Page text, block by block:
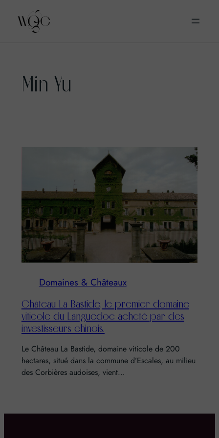
contenuMin Yu
Domaines & Châteaux
Château La Bastide, le premier domaine
viticole du Languedoc acheté par des
investisseurs chinois.
Le Château La Bastide, domaine viticole de 200
hectares, situé dans la commune d’Escales, au milieu
des Corbières audoises, vient…